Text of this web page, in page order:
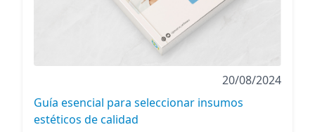
20/08/2024
Guía esencial para seleccionar insumos
estéticos de calidad